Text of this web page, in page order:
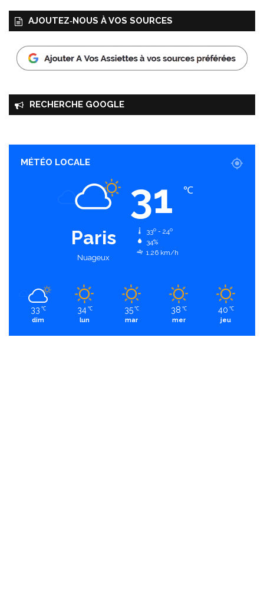
AJOUTEZ‑NOUS À VOS SOURCES
RECHERCHE GOOGLE
MÉTÉO LOCALE
Paris
Nuageux
31 ℃
33º - 24º
34%
1.26 km/h
33 ℃
dim
34 ℃
lun
35 ℃
mar
38 ℃
mer
40 ℃
jeu